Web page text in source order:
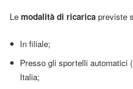
Le modalità di ricarica previste
In filiale;
Presso gli sportelli automatici
Italia;